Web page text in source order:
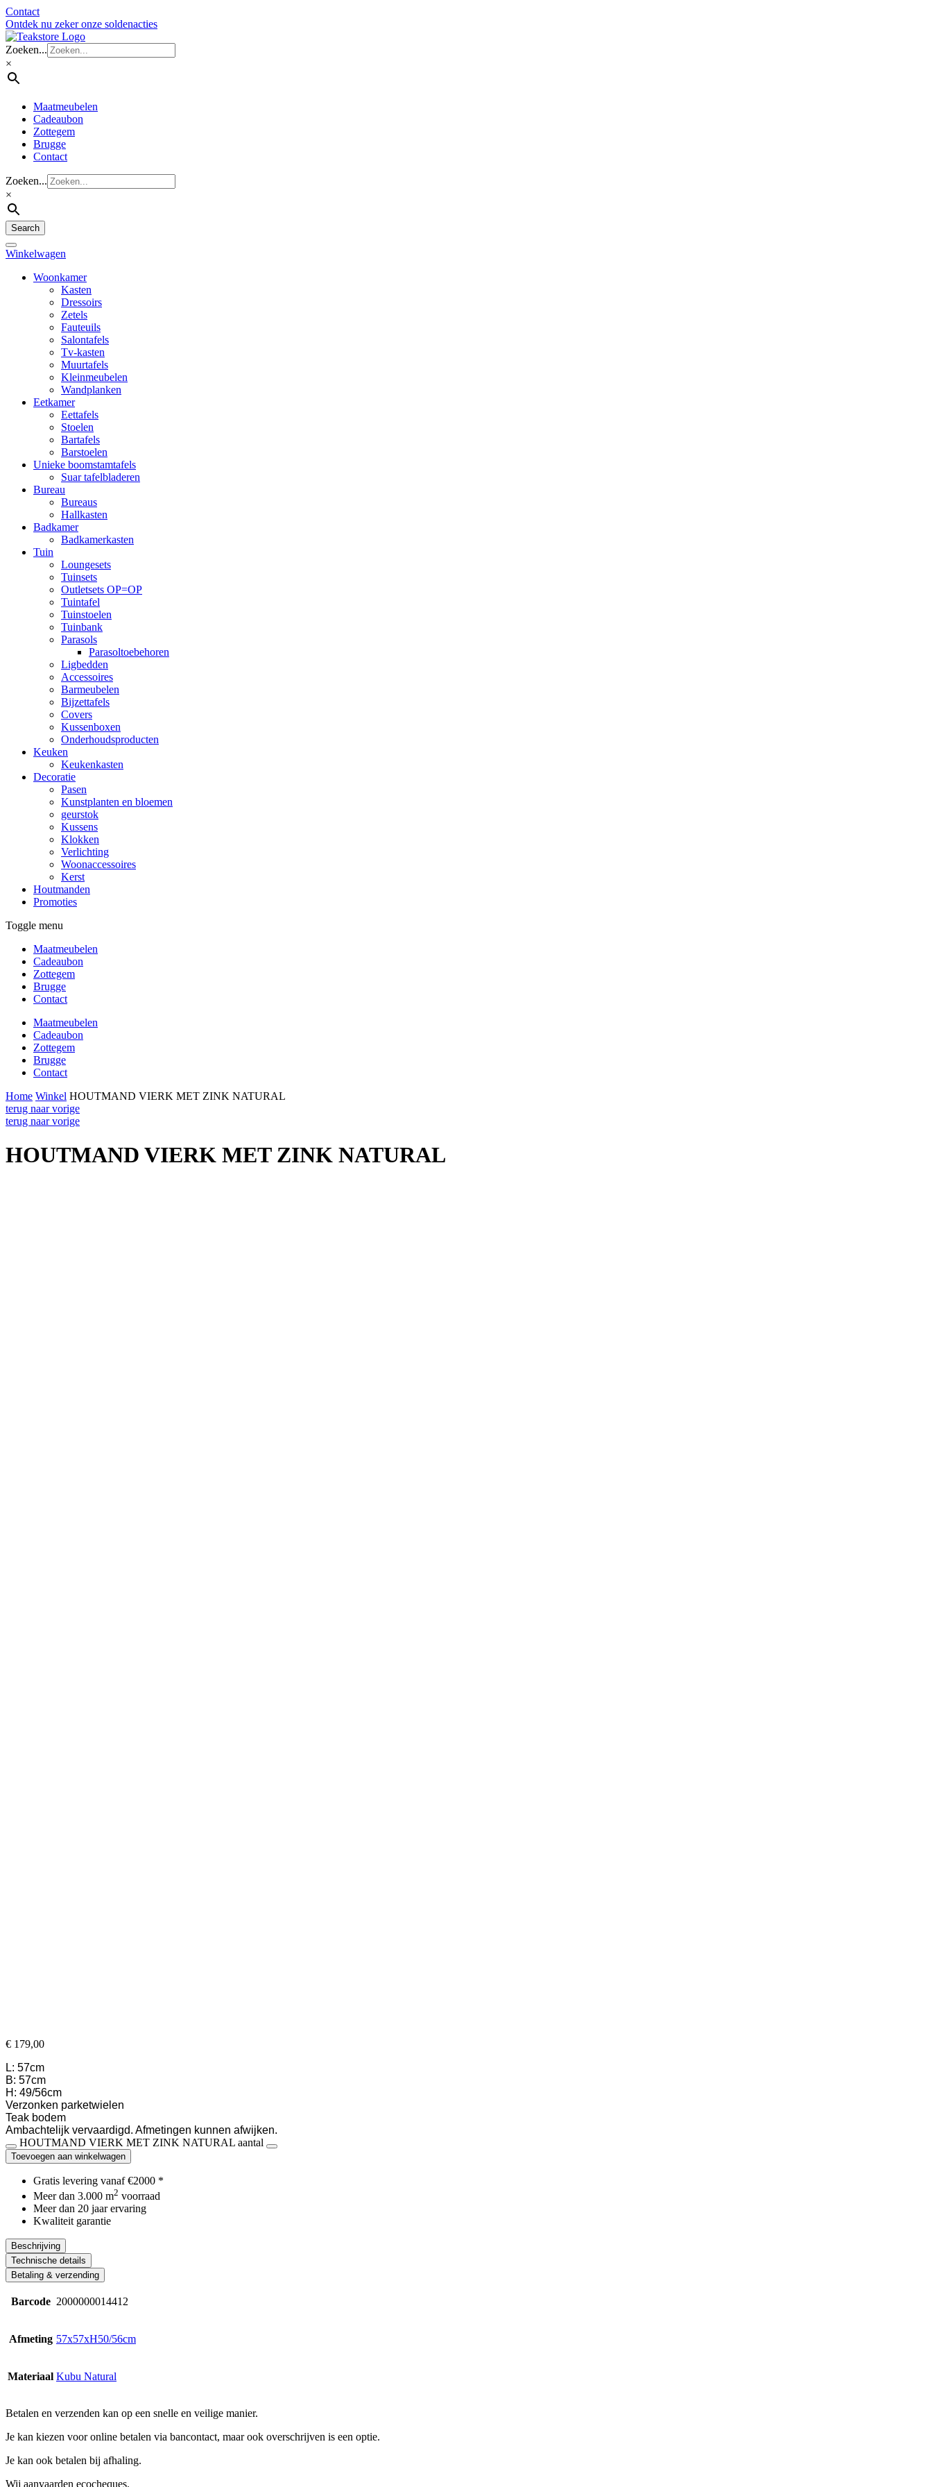
Contact
Ontdek nu zeker onze soldenacties
Zoeken...
×
Maatmeubelen
Cadeaubon
Zottegem
Brugge
Contact
Zoeken...
×
Search
Winkelwagen
Woonkamer
Kasten
Dressoirs
Zetels
Fauteuils
Salontafels
Tv-kasten
Muurtafels
Kleinmeubelen
Wandplanken
Eetkamer
Eettafels
Stoelen
Bartafels
Barstoelen
Unieke boomstamtafels
Suar tafelbladeren
Bureau
Bureaus
Hallkasten
Badkamer
Badkamerkasten
Tuin
Loungesets
Tuinsets
Outletsets OP=OP
Tuintafel
Tuinstoelen
Tuinbank
Parasols
Parasoltoebehoren
Ligbedden
Accessoires
Barmeubelen
Bijzettafels
Covers
Kussenboxen
Onderhoudsproducten
Keuken
Keukenkasten
Decoratie
Pasen
Kunstplanten en bloemen
geurstok
Kussens
Klokken
Verlichting
Woonaccessoires
Kerst
Houtmanden
Promoties
Toggle menu
Maatmeubelen
Cadeaubon
Zottegem
Brugge
Contact
Maatmeubelen
Cadeaubon
Zottegem
Brugge
Contact
Home Winkel HOUTMAND VIERK MET ZINK NATURAL
terug naar vorige
terug naar vorige
HOUTMAND VIERK MET ZINK NATURAL
€ 179,00
L: 57cm
B: 57cm
H: 49/56cm
Verzonken parketwielen
Teak bodem
Ambachtelijk vervaardigd. Afmetingen kunnen afwijken.
HOUTMAND VIERK MET ZINK NATURAL aantal
Toevoegen aan winkelwagen
Gratis levering vanaf €2000 *
Meer dan 3.000 m2 voorraad
Meer dan 20 jaar ervaring
Kwaliteit garantie
Beschrijving
Technische details
Betaling & verzending
Barcode 2000000014412
Afmeting 57x57xH50/56cm
Materiaal Kubu Natural
Betalen en verzenden kan op een snelle en veilige manier.
Je kan kiezen voor online betalen via bancontact, maar ook overschrijven is een optie.
Je kan ook betalen bij afhaling.
Wij aanvaarden ecocheques.